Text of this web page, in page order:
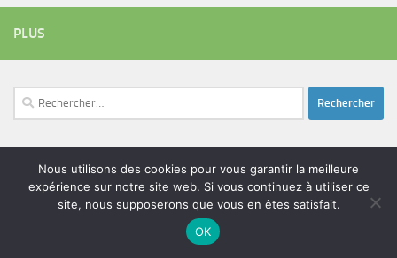
PLUS
Rechercher :
ÉTIQUETTES
adam bomb amar sundy batteurbeatles blues blues rock
coltrane
Nous utilisons des cookies pour vous garantir la meilleure
expérience sur notre site web. Si vous continuez à utiliser ce
site, nous supposerons que vous en êtes satisfait.
OK